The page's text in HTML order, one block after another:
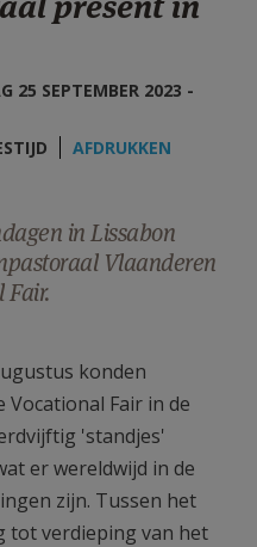
25 SEPTEMBER 2023 -
AFDRUKKEN
in Lissabon
Vlaanderen
Fair.
konden
Fair in de
'standjes'
er wereldwijd in de
zijn. Tussen het
tot verdieping van het